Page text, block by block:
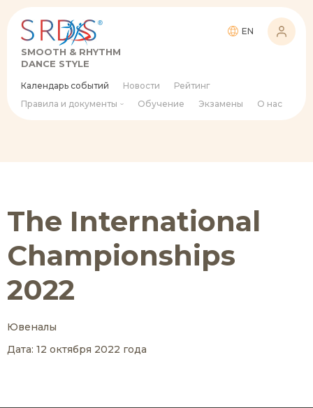
SMOOTH & RHYTHM
DANCE STYLE
EN
Календарь событий Новости
Рейтинг
Правила и документы
Обучение Экзамены О нас
The International
Championships
2022
Ювеналы
Дата: 12 октября 2022 года